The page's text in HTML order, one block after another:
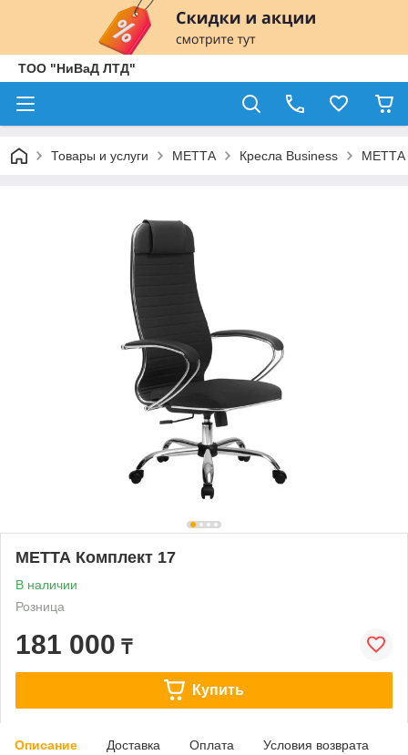
ТОО "НиВаД ЛТД"
Товары и услуги МЕТТА Кресла Business МЕТТА
МЕТТА Комплект 17
В наличии
Розница
181 000 ₸
Купить
Описание Доставка Оплата Условия возврата